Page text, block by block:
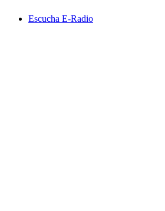
Escucha E-Radio